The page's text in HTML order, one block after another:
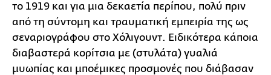
το 1919 και για μια δεκαετία περίπου, πολύ πριν
από τη σύντομη και τραυματική εμπειρία της ως
σεναριογράφου στο Χόλιγουντ. Ειδικότερα κάποια
διαβαστερά κορίτσια με (στυλάτα) γυαλιά
μυωπίας και μποέμικες προσμονές που διάβασαν